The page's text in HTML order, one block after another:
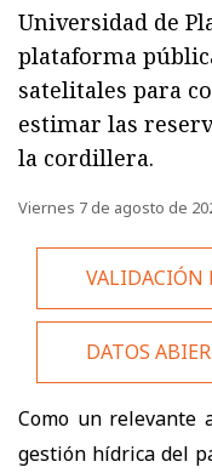
Universidad de
plataforma
satelitales para
estimar las
la cordillera.
Viernes 7 de agosto de
VALIDACIÓN
DATOS
Como un relevante
gestión hídrica del